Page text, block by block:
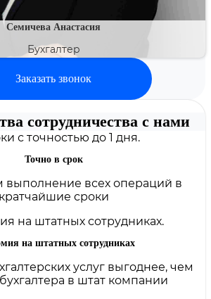
Семичева Анастасия
Бухгалтер
Заказать звонок
сотрудничества с нами
Точно в срок
выполнение всех операций в
кратчайшие сроки
на штатных сотрудниках
услуг выгоднее, чем
в штат компании